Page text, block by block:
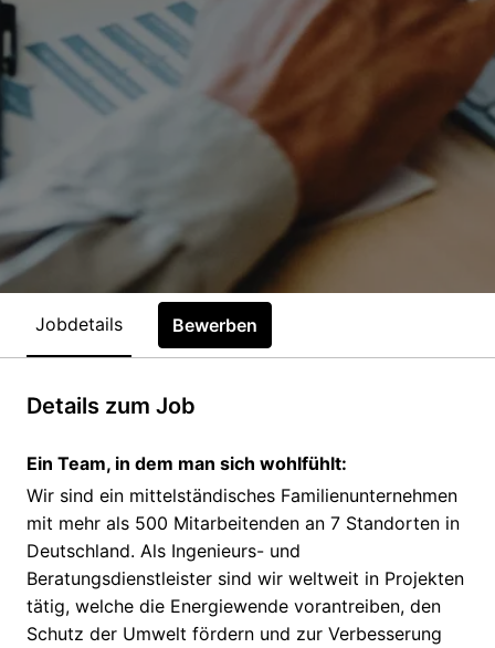
Jobdetails Bewerben
Details zum Job
Ein Team, in dem man sich wohlfühlt:
Wir sind ein mittelständisches Familienunternehmen
mit mehr als 500 Mitarbeitenden an 7 Standorten in
Deutschland. Als Ingenieurs- und
Beratungsdienstleister sind wir weltweit in Projekten
tätig, welche die Energiewende vorantreiben, den
Schutz der Umwelt fördern und zur Verbesserung